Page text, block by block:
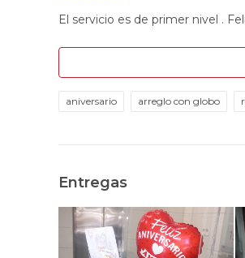
El servicio es de primer nivel .
aniversario arreglo con globo
Entregas